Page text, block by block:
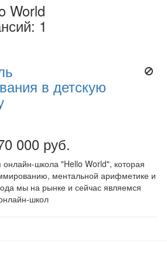
World
1
в детскую
000 руб.
школа "Hello World", которая
ментальной арифметике и
мы на рынке и сейчас являемся
школ